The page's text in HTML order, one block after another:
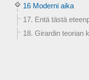
16 Moderni aika
17. Entä tästä
18. Girardin teorian